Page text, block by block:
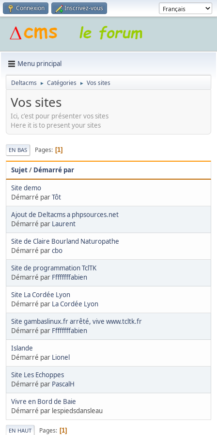
Connexion Inscrivez-vous
Menu principal
Deltacms ► Catégories ► Vos sites
Vos sites
Ici, c'est pour présenter vos sites
Here it is to present your sites
EN BAS Pages 1
Sujet/ Démarré par
Site demo
Démarré parTôt
Ajout de Deltacms a phpsources.net
Démarré par Laurent
Site de Claire Bourland Naturopathe
Démarré parcbo
Site de programmation TclTK
Démarré par Ffffffffabien
Site La Cordée Lyon
Démarré par La Cordée Lyon
Site gambaslinux.fr arrêté, vive www.tcltk.fr
Démarré par Ffffffffabien
Islande
Démarré par Lionel
Site Les Echoppes
Démarré par PascalH
Vivre en Bord de Baie
Démarré par lespiedsdansleau
EN HAUT Pages 1